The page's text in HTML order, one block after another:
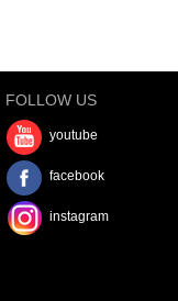
FOLLOW US
youtube
facebook
instagram